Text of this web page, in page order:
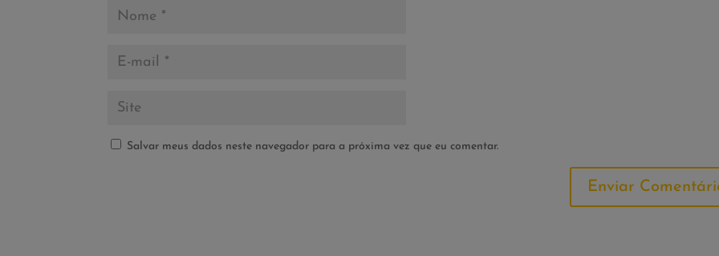
Salvar meus dados neste navegador para a próxima vez que eu comentar.